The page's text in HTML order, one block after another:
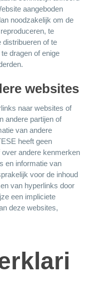
aangeboden
noodzakelijk om de
te
distribueren of te
dragen of enige
websites
naar websites of
andere partijen of
van andere
heeft geen
andere kenmerken
en informatie van
voor de inhoud
van hyperlinks door
een impliciete
deze websites,